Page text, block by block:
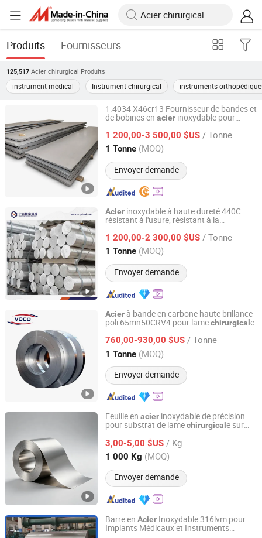
Produits Fournisseurs
125,517 Acier chirurgical Produits
instrument médical Instrument chirurgical instruments
1.4034 X46cr13 Fournisseur de bandes et
de bobines en acier inoxydable pour
1 200,00-3 500,00 $US / Tonne
1 Tonne (MOQ)
Envoyer demande
SHANXI DISIMAN SPECIAL METAL TECHNOLOGY CO.,
LTD.
Shanxi, China Depuis 2018
Acier inoxydable à haute dureté 440C
résistant à l'usure, résistant à la
carbone 95Cr18 avec roulements à billes,
outils de coupe, lames
1 200,00-2 300,00 $US / Tonne
1 Tonne (MOQ)
Envoyer demande
Ningbo Ningshing Precision Machinery Group Co., Ltd.
Zhejiang, China Depuis 2021
Acier à bande en carbone haute brillance
poli 65mn50CRV4 pour lamechirurgical e
760,00-930,00 $US / Tonne
1 Tonne (MOQ)
Envoyer demande
JIANGXI VOCO INDUSTRIAL AND TRADE CO., LTD.
Jiangxi, China Depuis 2022
Feuille en acier inoxydable de précision
pour substrat de lamechirurgical e sur
3,00-5,00 $US / Kg
1 000 Kg (MOQ)
Envoyer demande
Shanghai Xudeng Industrial Co., Ltd
Shanghai, China Depuis 2025
Barre en Acier Inoxydable 316lvm pour
Implants Médicaux et Instruments
Shanghai Aigang International, Trading Company Ltd